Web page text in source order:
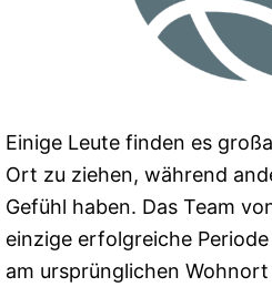
Einige Leute finden es
Ort zu ziehen, während
Gefühl haben. Das Team
einzige erfolgreiche
am ursprünglichen